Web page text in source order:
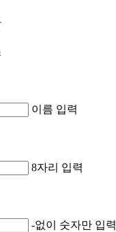
이름 입력
8자리 입력
-없이 숫자만 입력